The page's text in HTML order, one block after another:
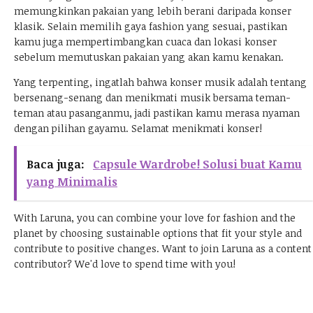
memungkinkan pakaian yang lebih berani daripada konser
klasik. Selain memilih gaya fashion yang sesuai, pastikan
kamu juga mempertimbangkan cuaca dan lokasi konser
sebelum memutuskan pakaian yang akan kamu kenakan.
Yang terpenting, ingatlah bahwa konser musik adalah tentang
bersenang-senang dan menikmati musik bersama teman-
teman atau pasanganmu, jadi pastikan kamu merasa nyaman
dengan pilihan gayamu. Selamat menikmati konser!
Baca juga:
Capsule Wardrobe! Solusi buat Kamu
yang Minimalis
With Laruna, you can combine your love for fashion and the
planet by choosing sustainable options that fit your style and
contribute to positive changes.Want to join Laruna as a content
contributor?We'd love to spend time with you!